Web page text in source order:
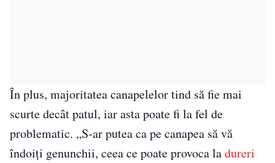
În plus, majoritatea canapelelor tind să fie mai
scurte decât patul, iar asta poate fi la fel de
problematic. „S-ar putea ca pe canapea să vă
îndoiți genunchii, ceea ce poate provoca ladureri